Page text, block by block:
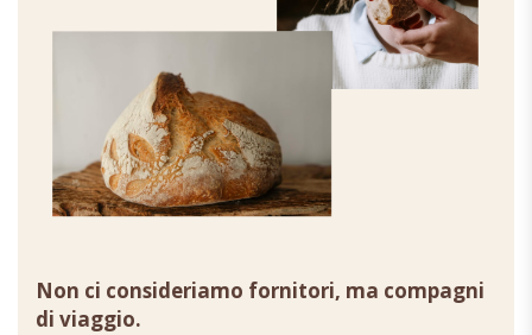
Non ci consideriamo fornitori, ma compagni
di viaggio.